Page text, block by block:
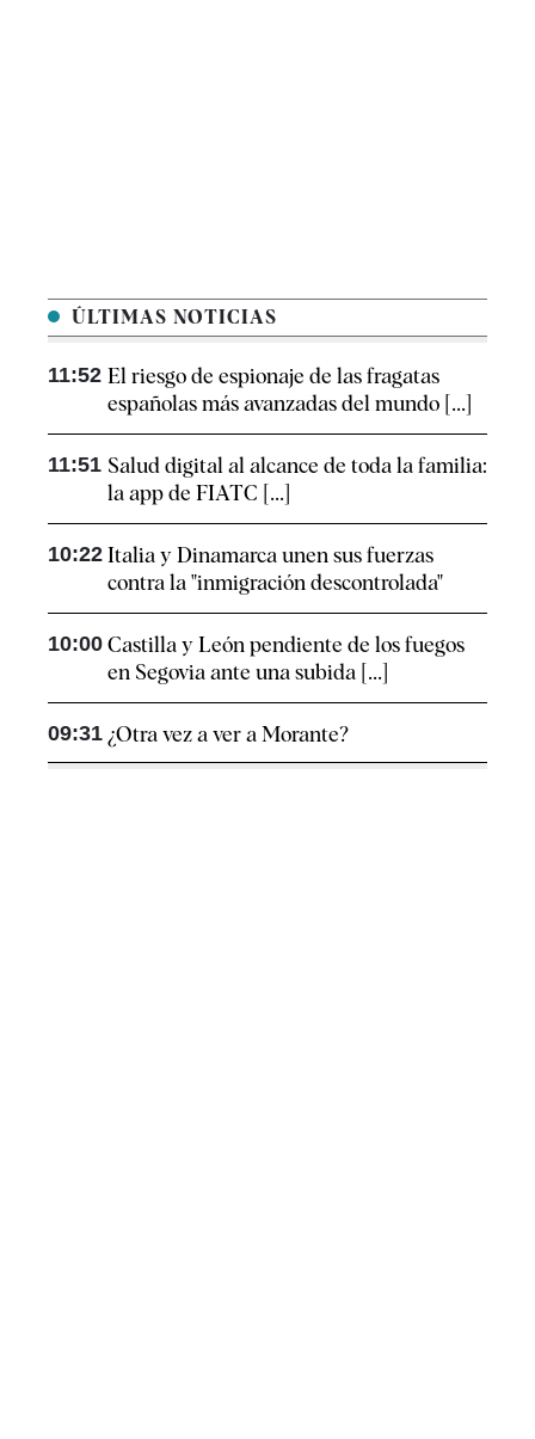
ÚLTIMAS NOTICIAS
11:52 El riesgo de espionaje de las fragatas
españolas más avanzadas del mundo [...]
11:51 Salud digital al alcance de toda la familia:
la app de FIATC [...]
10:22 Italia y Dinamarca unen sus fuerzas
contra la "inmigración descontrolada"
10:00 Castilla y León pendiente de los fuegos
en Segovia ante una subida [...]
09:31 ¿Otra vez a ver a Morante?